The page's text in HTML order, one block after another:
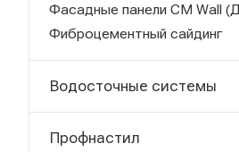
Фасадные панели CM Wall
Фиброцементный сайдинг
Водосточные системы
Профнастил